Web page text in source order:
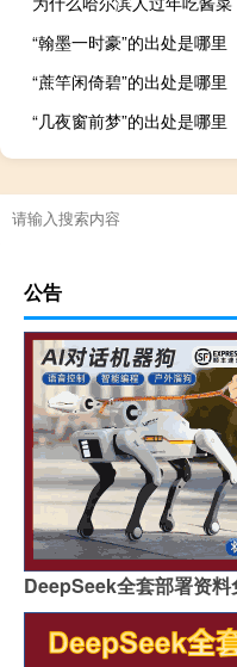
“翰墨一时豪”的出处是哪里
“蔗竿闲倚碧”的出处是哪里
“几夜窗前梦”的出处是哪里
公告
DeepSeek全套部署资料